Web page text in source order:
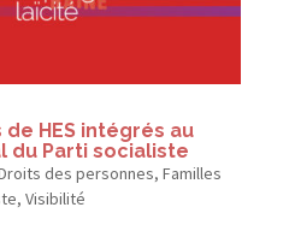
HES intégrés au
du Parti socialiste
des personnes, Familles
, Visibilité